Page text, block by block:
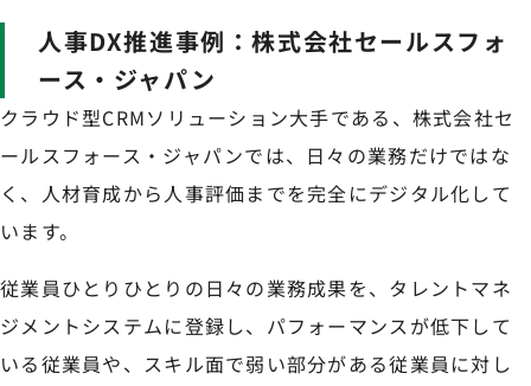
人事DX推進事例：株式会社セールスフォ
ース・ジャパン
クラウド型CRMソリューション大手である、株式会社セ
ールスフォース・ジャパンでは、日々の業務だけではな
く、人材育成から人事評価までを完全にデジタル化して
います。
従業員ひとりひとりの日々の業務成果を、タレントマネ
ジメントシステムに登録し、パフォーマンスが低下して
いる従業員や、スキル面で弱い部分がある従業員に対し